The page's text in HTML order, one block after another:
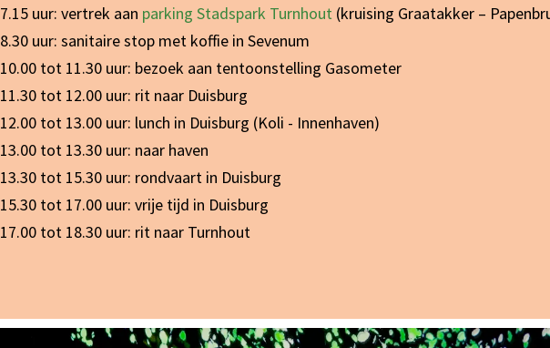
7.15 uur: vertrek aan parking Stadspark Turnhout (kruising Graatakker –
8.30 uur: sanitaire stop met koffie in Sevenum
10.00 tot 11.30 uur: bezoek aan tentoonstelling Gasometer
11.30 tot 12.00 uur: rit naar Duisburg
12.00 tot 13.00 uur: lunch in Duisburg (Koli - Innenhaven)
13.00 tot 13.30 uur: naar haven
13.30 tot 15.30 uur: rondvaart in Duisburg
15.30 tot 17.00 uur: vrije tijd in Duisburg
17.00 tot 18.30 uur: rit naar Turnhout